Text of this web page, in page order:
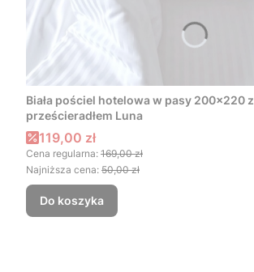
Biała pościel hotelowa w pasy 200x220 z
prześcieradłem Luna
Cena promocyjna
119,00 zł
Cena regularna: 169,00 zł
Najniższa cena: 50,00 zł
Do koszyka